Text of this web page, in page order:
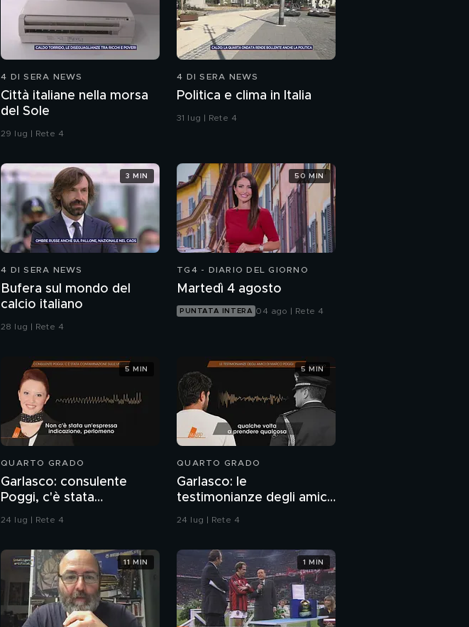
4 DI SERA NEWS
Città italiane nella morsa
del Sole
29 lug | Rete 4
4 DI SERA NEWS
Politica e clima in Italia
31 lug | Rete 4
4 DI SERA NEWS
Bufera sul mondo del
calcio italiano
28 lug | Rete 4
3 MIN
TG4 - DIARIO DEL GIORNO
Martedì 4 agosto
PUNTATA INTERA 04 ago | Rete 4
50 MIN
QUARTO GRADO
Garlasco: consulente
Poggi, c'è stata
contaminazione sulle
24 lug | Rete 4
5 MIN
QUARTO GRADO
Garlasco: le
testimonianze degli amici
di Marco Poggi
24 lug | Rete 4
5 MIN
11 MIN 1 MIN